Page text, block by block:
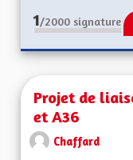
1/2000 signature
Projet de
et A36
Chaffard